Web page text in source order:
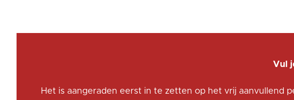
Vul
Het is aangeraden eerst in te zetten op het vrij aanvullend